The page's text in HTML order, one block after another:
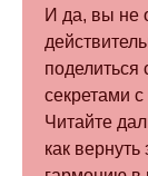
И да, вы не
секретами
Читайте
как вернуть